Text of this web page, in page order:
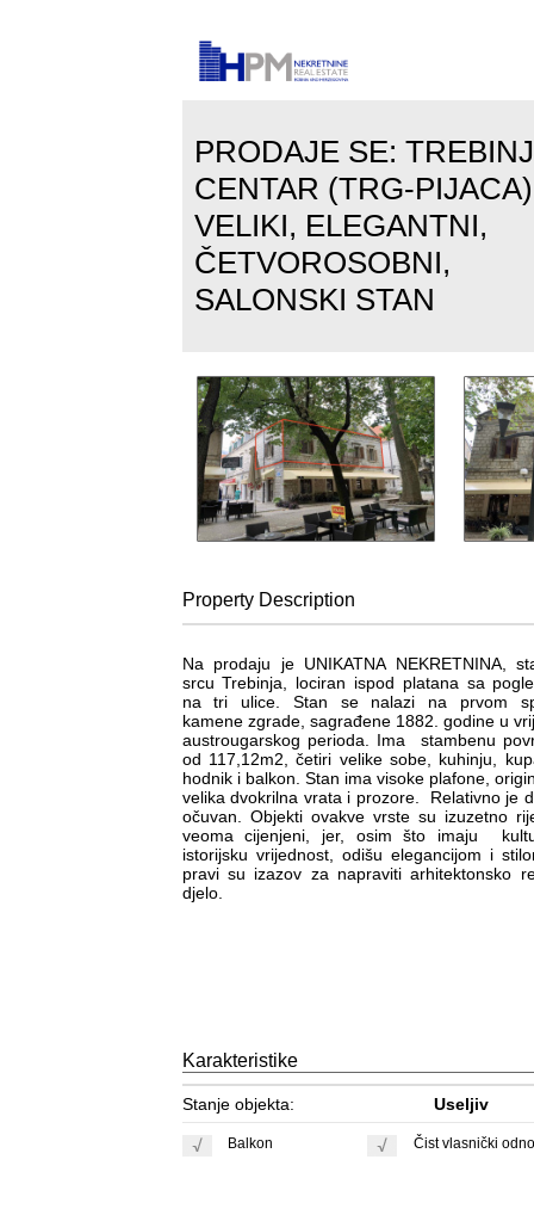
PRODAJE SE:
CENTAR (TRG-
VELIKI, ELEGANTNI,
ČETVOROSOBNI,
SALONSKI STAN
Property Description
Na prodaju je UNIKATNA NEKRETNINA,
srcu Trebinja, lociran ispod platana sa
na tri ulice. Stan se nalazi na prvom
kamene zgrade, sagrađene 1882. godine u
austrougarskog perioda. Ima stambenu
od 117,12m2, četiri velike sobe, kuhinju,
hodnik i balkon. Stan ima visoke plafone,
velika dvokrilna vrata i prozore. Relativno je
očuvan. Objekti ovakve vrste su izuzetno
veoma cijenjeni, jer, osim što imaju
istorijsku vrijednost, odišu elegancijom i
pravi su izazov za napraviti arhitektonsko
djelo.
Karakteristike
Stanje objekta: Useljiv
Balkon Čist vlasnički